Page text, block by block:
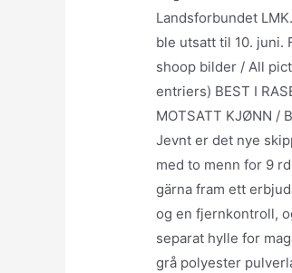
Landsforbundet
ble utsatt til 10. juni.
shoop bilder / All
entriers) BEST I
MOTSATT KJØNN /
Jevnt er det nye
med to menn for 9
gärna fram ett
og en fjernkontroll,
separat hylle for
grå polyester